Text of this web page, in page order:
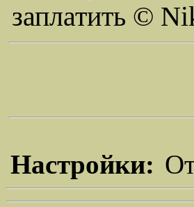
заплатить ©
Настройки: